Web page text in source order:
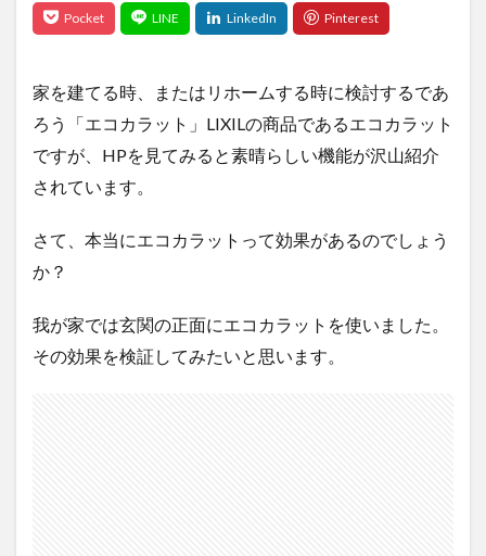
家を建てる時、またはリホームする時に検討するであ
ろう「エコカラット」LIXILの商品であるエコカラット
ですが、HPを見てみると素晴らしい機能が沢山紹介
されています。
さて、本当にエコカラットって効果があるのでしょう
か？
我が家では玄関の正面にエコカラットを使いました。
その効果を検証してみたいと思います。